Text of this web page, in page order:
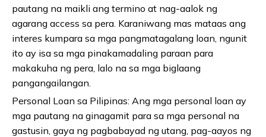
pautang na maikli ang termino at nag-aalok ng
agarang access sa pera. Karaniwang mas mataas ang
interes kumpara sa mga pangmatagalang loan, ngunit
ito ay isa sa mga pinakamadaling paraan para
makakuha ng pera, lalo na sa mga biglaang
pangangailangan.
Personal Loan sa Pilipinas: Ang mga personal loan ay
mga pautang na ginagamit para sa mga personal na
gastusin, gaya ng pagbabayad ng utang, pag-aayos ng